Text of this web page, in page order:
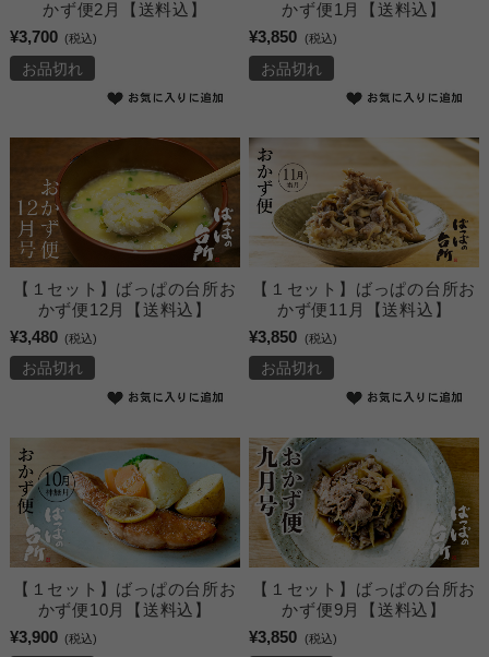
かず便2月【送料込】
¥3,700 (税込)
お品切れ
かず便1月【送料込】
¥3,850
(税込)
お品切れ
【１セット】ばっぱの台所お
かず便12月【送料込】
¥3,480 (税込)
お品切れ
【１セット】ばっぱの台所お
かず便11月【送料込】
¥3,850
(税込)
お品切れ
【１セット】ばっぱの台所お
かず便10月【送料込】
¥3,900 (税込)
【１セット】ばっぱの台所お
かず便9月【送料込】
¥3,850
(税込)